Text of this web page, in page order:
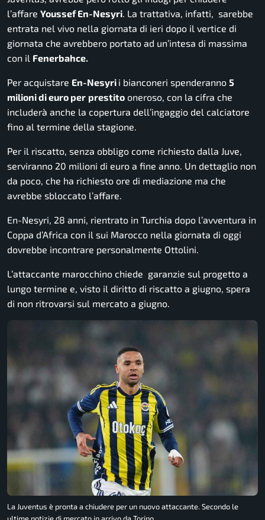
l’affare Youssef En-Nesyri. La trattativa, infatti, sarebbe
entrata nel vivo nella giornata di ieri dopo il vertice di
giornata che avrebbero portato ad un’intesa di massima
con il Fenerbahce.
Per acquistare En-Nesyri i bianconeri spenderanno 5
milioni di euro per prestito oneroso, con la cifra che
includerà anche la copertura dell’ingaggio del calciatore
fino al termine della stagione.
Per il riscatto, senza obbligo come richiesto dalla Juve,
serviranno 20 milioni di euro a fine anno. Un dettaglio non
da poco, che ha richiesto ore di mediazione ma che
avrebbe sbloccato l’affare.
En-Nesyri, 28 anni, rientrato in Turchia dopo l’avventura in
Coppa d’Africa con il sui Marocco nella giornata di oggi
dovrebbe incontrare personalmente Ottolini.
L’attaccante marocchino chiede garanzie sul progetto a
lungo termine e, visto il diritto di riscatto a giugno, spera
di non ritrovarsi sul mercato a giugno.
La Juventus è pronta a chiudere per un nuovo attaccante. Secondo le